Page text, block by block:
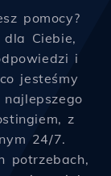
pomocy?
Ciebie,
i
jesteśmy
z
24/7.
potrzebach,